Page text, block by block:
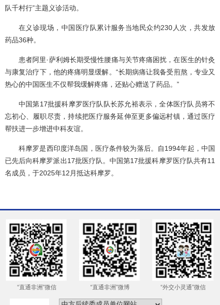
队千村行”主题义诊活动。
在义诊现场，中国医疗队累计服务当地民众约230人次，共发放
药品36种。
患者阿里·萨利姆长期受慢性腰痛与关节疼痛困扰，在医生的针灸
与康复治疗下，他的疼痛明显缓解。“长期病痛让我备受煎熬，专业又
热心的中国医生不仅帮我缓解疼痛，还贴心赠送了药品。”
中国第17批援科摩罗医疗队队长苏允裕表示，全体医疗队员将不
忘初心、履职尽责，持续把医疗服务延伸至更多偏远村镇，通过医疗
帮扶进一步增进中科友谊。
科摩罗是西印度洋岛国，医疗条件较为落后。自1994年起，中国
已先后向科摩罗派出17批医疗队。中国第17批援科摩罗医疗队共有11
名成员，于2025年12月抵达科摩罗。
“直通非洲”微信 “直通非洲”微博 “外交小灵通”微信